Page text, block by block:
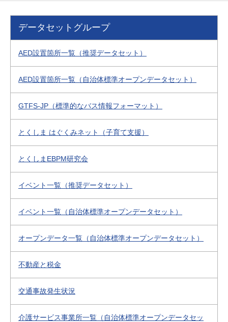
データセットグループ
AED設置箇所一覧（推奨データセット）
AED設置箇所一覧（自治体標準オープンデータセット）
GTFS-JP（標準的なバス情報フォーマット）
とくしま はぐくみネット（子育て支援）
とくしまEBPM研究会
イベント一覧（推奨データセット）
イベント一覧（自治体標準オープンデータセット）
オープンデータ一覧（自治体標準オープンデータセット）
不動産と税金
交通事故発生状況
介護サービス事業所一覧（自治体標準オープンデータセッ